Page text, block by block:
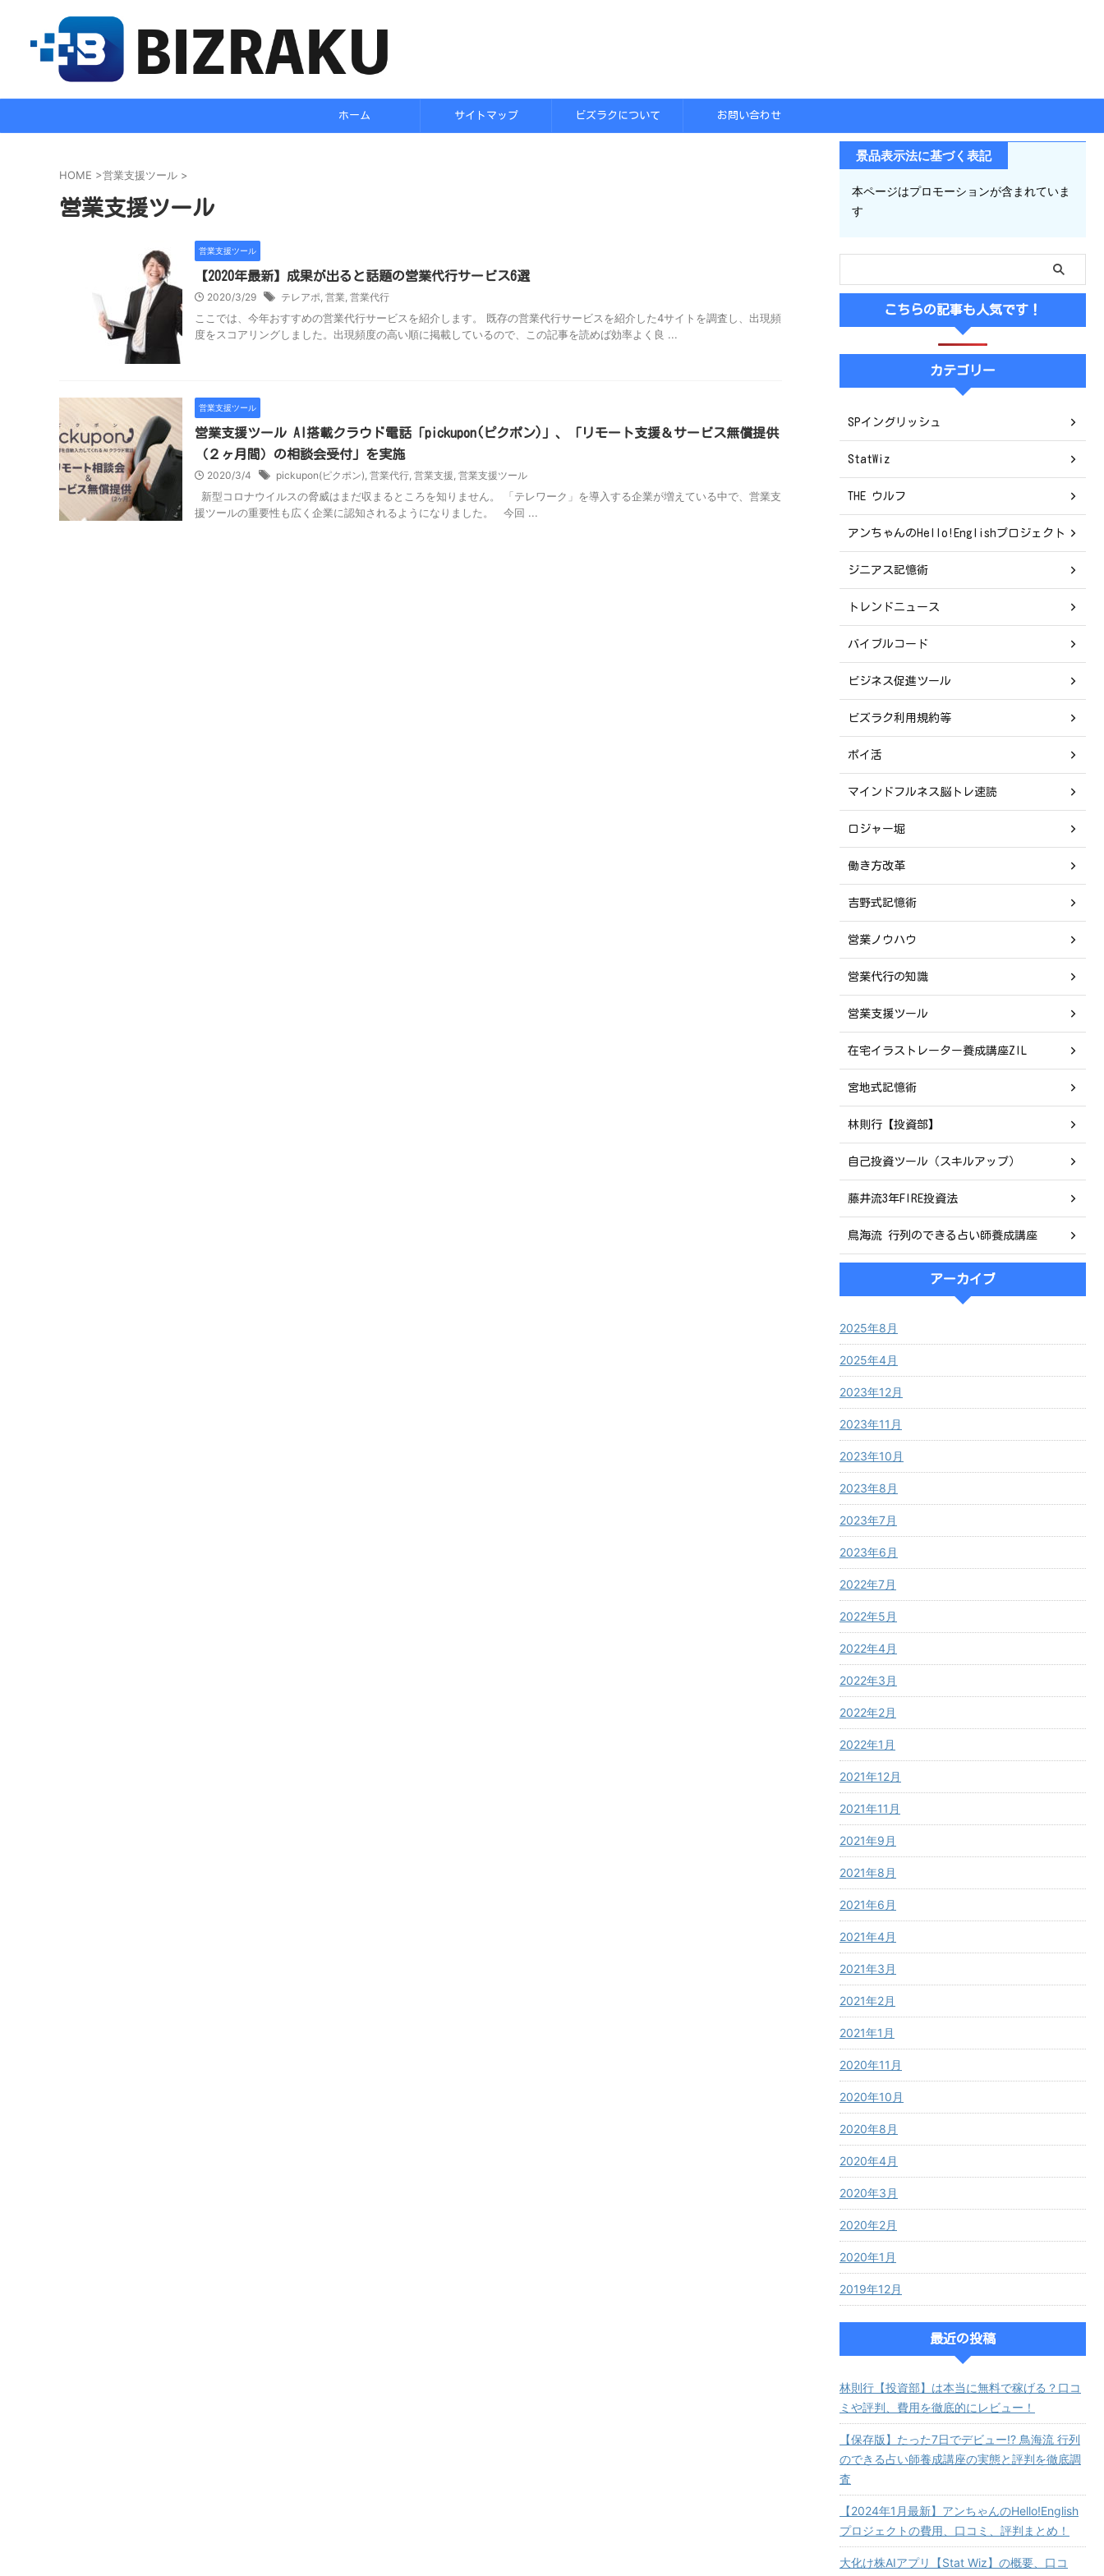
ホーム サイトマップ ビズラクについて お問い合わせ
HOME >営業支援ツール >
営業支援ツール
営業支援ツール
【2020年最新】成果が出ると話題の営業代行サービス6選
2020/3/29 テレアポ, 営業, 営業代行
ここでは、今年おすすめの営業代行サービスを紹介します。 既存の営業代行サービスを紹介した4サイトを調査し、出現頻
度をスコアリングしました。出現頻度の高い順に掲載しているので、この記事を読めば効率よく良 ...
営業支援ツール
営業支援ツール AI搭載クラウド電話「pickupon(ピクポン)」、「リモート支援＆サービス無償提供
（２ヶ月間）の相談会受付」を実施
2020/3/4 pickupon(ピクポン), 営業代行, 営業支援, 営業支援ツール
新型コロナウイルスの脅威はまだ収まるところを知りません。 「テレワーク」を導入する企業が増えている中で、営業支
援ツールの重要性も広く企業に認知されるようになりました。 今回 ...
景品表示法に基づく表記
本ページはプロモーションが含まれていま
す
こちらの記事も人気です！
カテゴリー
SPイングリッシュ
StatWiz
THE ウルフ
アンちゃんのHello!Englishプロジェクト
ジニアス記憶術
トレンドニュース
バイブルコード
ビジネス促進ツール
ビズラク利用規約等
ポイ活
マインドフルネス脳トレ速読
ロジャー堀
働き方改革
吉野式記憶術
営業ノウハウ
営業代行の知識
営業支援ツール
在宅イラストレーター養成講座ZIL
宮地式記憶術
林則行【投資部】
自己投資ツール（スキルアップ）
藤井流3年FIRE投資法
鳥海流 行列のできる占い師養成講座
アーカイブ
2025年8月
2025年4月
2023年12月
2023年11月
2023年10月
2023年8月
2023年7月
2023年6月
2022年7月
2022年5月
2022年4月
2022年3月
2022年2月
2022年1月
2021年12月
2021年11月
2021年9月
2021年8月
2021年6月
2021年4月
2021年3月
2021年2月
2021年1月
2020年11月
2020年10月
2020年8月
2020年4月
2020年3月
2020年2月
2020年1月
2019年12月
最近の投稿
林則行【投資部】は本当に無料で稼げる？口コ
ミや評判、費用を徹底的にレビュー！
【保存版】たった7日でデビュー!? 鳥海流 行列
のできる占い師養成講座の実態と評判を徹底調
査
【2024年1月最新】アンちゃんのHello!English
プロジェクトの費用、口コミ、評判まとめ！
大化け株AIアプリ【Stat Wiz】の概要、口コ